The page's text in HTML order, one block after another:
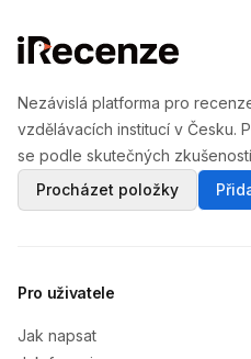
Nezávislá platforma pro
vzdělávacích institucí v Česku.
se podle skutečných
Procházet položky
Pro uživatele
Jak napsat